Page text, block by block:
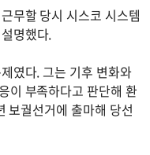
무할 당시 시스코 시스템
명했다.
였다. 그는 기후 변화와
이 부족하다고 판단해 환
보궐선거에 출마해 당선